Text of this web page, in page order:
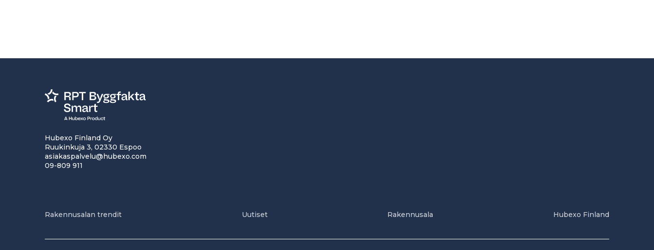
Hubexo Finland Oy
Ruukinkuja 3, 02330 Espoo
asiakaspalvelu@hubexo.com
09-809 911
Rakennusalan trendit Uutiset Rakennusala Hubexo Finland